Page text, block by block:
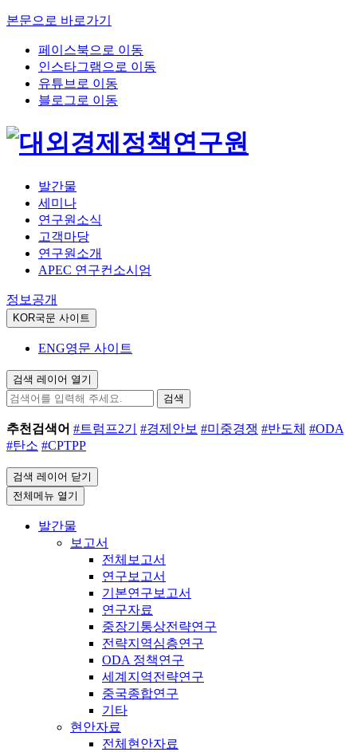
본문으로 바로가기
페이스북으로 이동
인스타그램으로 이동
유튜브로 이동
블로그로 이동
발간물
세미나
연구원소식
고객마당
연구원소개
APEC 연구컨소시엄
정보공개
KOR국문 사이트
ENG영문 사이트
검색 레이어 열기
검색
추천검색어 #트럼프2기 #경제안보 #미중경쟁 #반도체 #ODA
#탄소 #CPTPP
검색 레이어 닫기
전체메뉴 열기
발간물
보고서
전체보고서
연구보고서
기본연구보고서
연구자료
중장기통상전략연구
전략지역심층연구
ODA 정책연구
세계지역전략연구
중국종합연구
기타
현안자료
전체현안자료